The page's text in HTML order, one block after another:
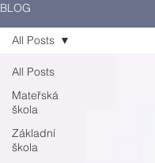
BLOG
All Posts
Mateřská
škola
Základní
škola
All Posts